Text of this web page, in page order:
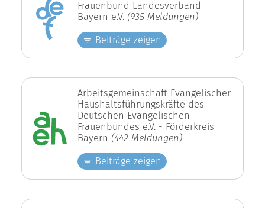
Frauenbund Landesverband
Bayern e.V. (935 Meldungen)
Beiträge zeigen
Arbeitsgemeinschaft Evangelischer
Haushaltsführungskräfte des
Deutschen Evangelischen
Frauenbundes e.V. - Förderkreis
Bayern (442 Meldungen)
Beiträge zeigen